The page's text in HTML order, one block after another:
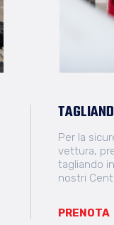
Per la
vettura,
tagliando
nostri
PRENOTA